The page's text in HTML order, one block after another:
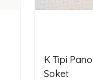
K Tipi
Soket